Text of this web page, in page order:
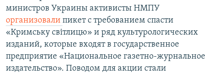
министров Украины активисты НМПУ
организовали пикет с требованием спасти
«Кримську світлицю» и ряд культурологических
изданий, которые входят в государственное
предприятие «Национальное газетно-журнальное
издательство». Поводом для акции стали